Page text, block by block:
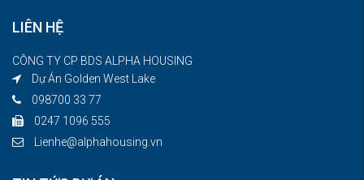
LIÊN HỆ
CÔNG TY CP BDS ALPHA HOUSING
Dự Án Golden West Lake
098700 33 77
0247 1096 555
Lienhe@alphahousing.vn